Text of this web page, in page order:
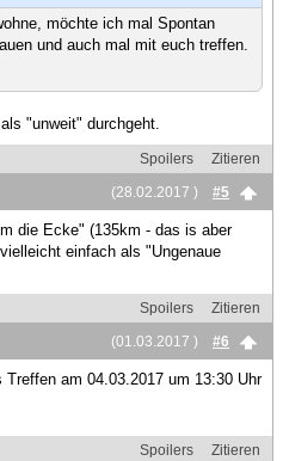
möchte ich mal Spontan
und auch mal mit euch treffen.
"unweit" durchgeht.
Spoilers
Zitieren
(28.02.2017 )
#5
die Ecke" (135km - das is aber
einfach als "Ungenaue
Spoilers
Zitieren
(01.03.2017 )
#6
am 04.03.2017 um 13:30 Uhr
Spoilers
Zitieren